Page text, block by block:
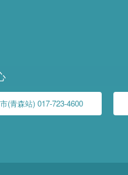
(青森站) 017-723-4600